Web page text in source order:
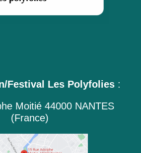
Festival Les Polyfolies:
Moitié 44000 NANTES
(France)